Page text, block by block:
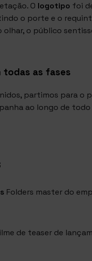
O logotipo foi
o porte e o
olhar, o público
todas as fases
partimos para o
ao longo de todo
Folders master do
de teaser de